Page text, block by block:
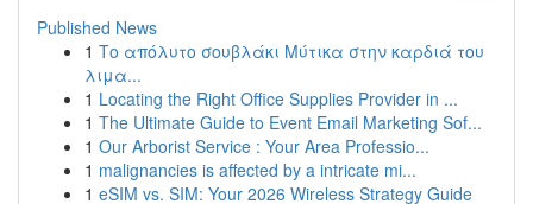
Published News
1 Το απόλυτο σουβλάκι Μύτικα στην καρδιά του
λιμα...
1 Locating the Right Office Supplies Provider in ...
1 The Ultimate Guide to Event Email Marketing Sof...
1 Our Arborist Service : Your Area Professio...
1 malignancies is affected by a intricate mi...
1 eSIM vs. SIM: Your 2026 Wireless Strategy Guide